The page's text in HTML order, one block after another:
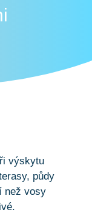
výskytu
půdy
než vosy